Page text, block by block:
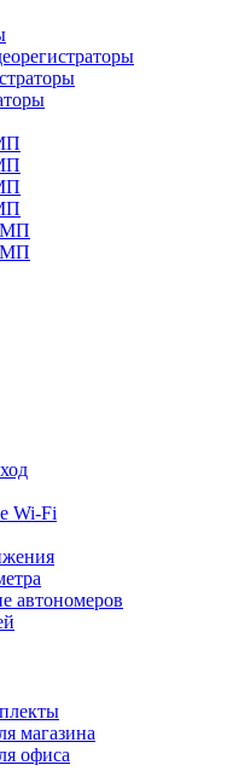
МП
МП
Wi-Fi
автономеров
магазина
офиса